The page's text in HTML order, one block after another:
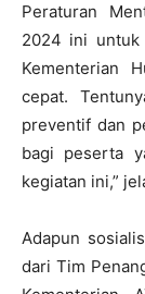
Peraturan
2024 ini untuk
Kementerian
cepat.
preventif dan
bagi peserta
kegiatan ini,”
Adapun
dari Tim